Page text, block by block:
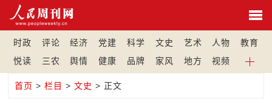
时政 评论 经济 党建 科学 文史 艺术 人物
教育
悦读
三农 舆情 健康 品牌 家风 地方 视频
首页 >栏目 >文史 > 正文